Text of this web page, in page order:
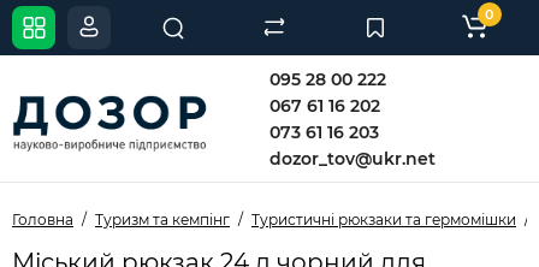
095 28 00 222
067 61 16 202
073 61 16 203
dozor_tov@ukr.net
0
Головна Туризм та кемпінг Туристичні рюкзаки та гермомішки